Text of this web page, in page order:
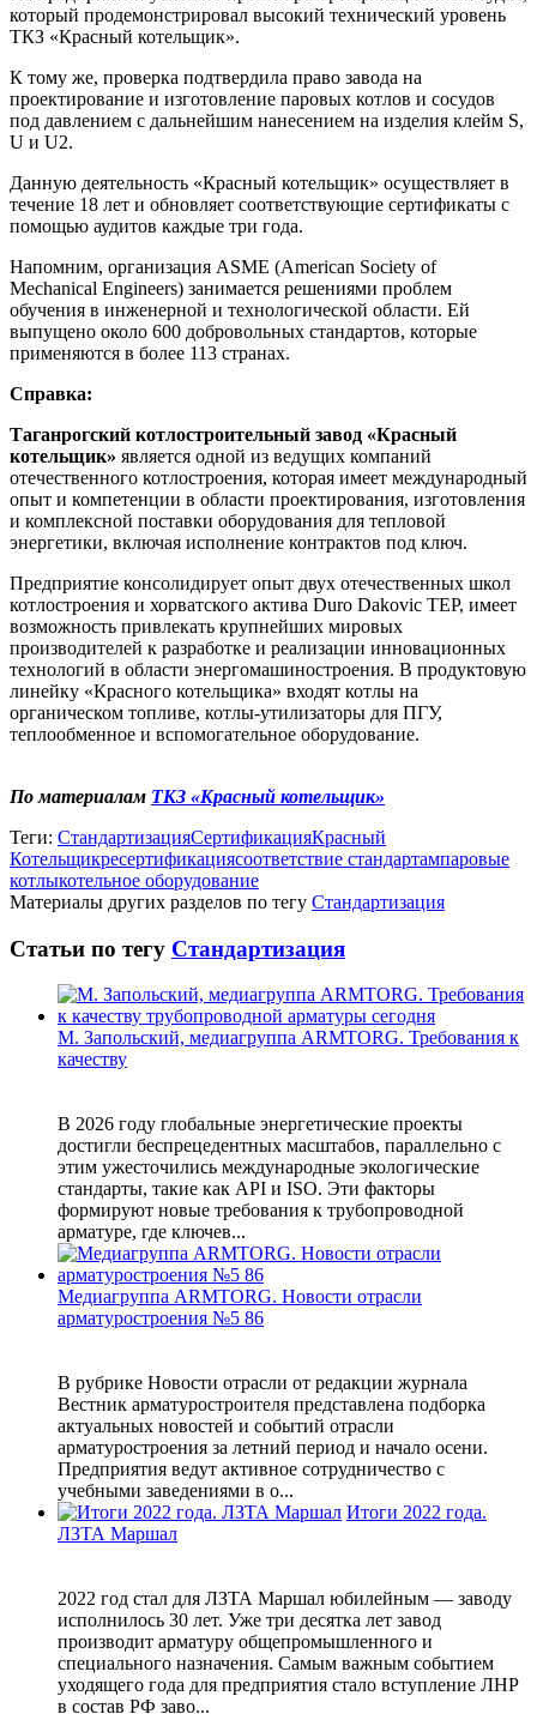
который продемонстрировал высокий технический уровень
ТКЗ «Красный котельщик».
К тому же, проверка подтвердила право завода на
проектирование и изготовление паровых котлов и сосудов
под давлением с дальнейшим нанесением на изделия клейм S,
U и U2.
Данную деятельность «Красный котельщик» осуществляет в
течение 18 лет и обновляет соответствующие сертификаты с
помощью аудитов каждые три года.
Напомним, организация ASME (American Society of
Mechanical Engineers) занимается решениями проблем
обучения в инженерной и технологической области. Ей
выпущено около 600 добровольных стандартов, которые
применяются в более 113 странах.
Справка:
Таганрогский котлостроительный завод «Красный
котельщик» является одной из ведущих компаний
отечественного котлостроения, которая имеет международный
опыт и компетенции в области проектирования, изготовления
и комплексной поставки оборудования для тепловой
энергетики, включая исполнение контрактов под ключ.
Предприятие консолидирует опыт двух отечественных школ
котлостроения и хорватского актива Duro Dakovic ТЕР, имеет
возможность привлекать крупнейших мировых
производителей к разработке и реализации инновационных
технологий в области энергомашиностроения. В продуктовую
линейку «Красного котельщика» входят котлы на
органическом топливе, котлы-утилизаторы для ПГУ,
теплообменное и вспомогательное оборудование.
По материалам ТКЗ «Красный котельщик»
Теги: СтандартизацияСертификацияКрасный
Котельщикресертификациясоответствие стандартампаровые
котлыкотельное оборудование
Материалы других разделов по тегу Стандартизация
Статьи по тегу Стандартизация
М. Запольский, медиагруппа ARMTORG. Требования к
качеству
В 2026 году глобальные энергетические проекты
достигли беспрецедентных масштабов, параллельно с
этим ужесточились международные экологические
стандарты, такие как API и ISO. Эти факторы
формируют новые требования к трубопроводной
арматуре, где ключев...
Медиагруппа ARMTORG. Новости отрасли
арматуростроения №5 86
В рубрике Новости отрасли от редакции журнала
Вестник арматуростроителя представлена подборка
актуальных новостей и событий отрасли
арматуростроения за летний период и начало осени.
Предприятия ведут активное сотрудничество с
учебными заведениями в о...
Итоги 2022 года.
ЛЗТА Маршал
2022 год стал для ЛЗТА Маршал юбилейным — заводу
исполнилось 30 лет. Уже три десятка лет завод
производит арматуру общепромышленного и
специального назначения. Самым важным событием
уходящего года для предприятия стало вступление ЛНР
в состав РФ заво...